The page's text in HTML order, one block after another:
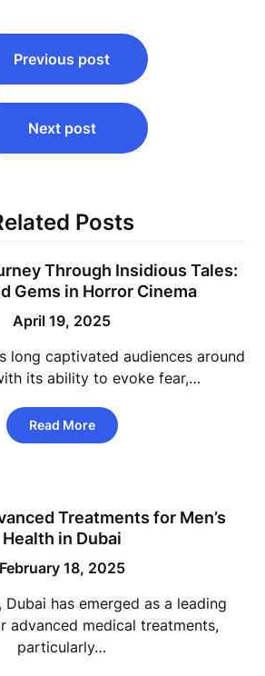
Previous post
Next post
Posts
Through Insidious Tales:
Gems in Horror Cinema
April 19, 2025
long captivated audiences around
its ability to evoke fear,…
Read More
Treatments for Men’s
Health in Dubai
February 18, 2025
Dubai has emerged as a leading
advanced medical treatments,
particularly…